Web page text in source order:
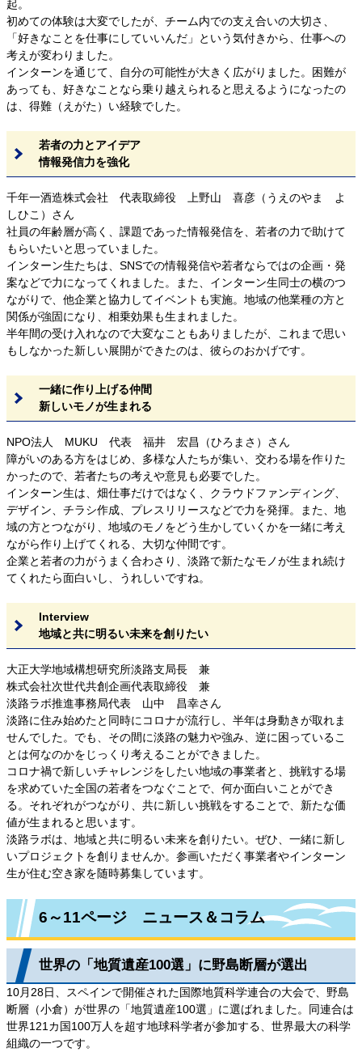
起。
初めての体験は大変でしたが、チーム内での支え合いの大切さ、
「好きなことを仕事にしていいんだ」という気付きから、仕事への
考えが変わりました。
インターンを通じて、自分の可能性が大きく広がりました。困難が
あっても、好きなことなら乗り越えられると思えるようになったの
は、得難（えがた）い経験でした。
若者の力とアイデア
情報発信力を強化
千年一酒造株式会社 代表取締役 上野山 喜彦（うえのやま よ
しひこ）さん
社員の年齢層が高く、課題であった情報発信を、若者の力で助けて
もらいたいと思っていました。
インターン生たちは、SNSでの情報発信や若者ならではの企画・発
案などで力になってくれました。また、インターン生同士の横のつ
ながりで、他企業と協力してイベントも実施。地域の他業種の方と
関係が強固になり、相乗効果も生まれました。
半年間の受け入れなので大変なこともありましたが、これまで思い
もしなかった新しい展開ができたのは、彼らのおかげです。
一緒に作り上げる仲間
新しいモノが生まれる
NPO法人 MUKU 代表 福井 宏昌（ひろまさ）さん
障がいのある方をはじめ、多様な人たちが集い、交わる場を作りた
かったので、若者たちの考えや意見も必要でした。
インターン生は、畑仕事だけではなく、クラウドファンディング、
デザイン、チラシ作成、プレスリリースなどで力を発揮。また、地
域の方とつながり、地域のモノをどう生かしていくかを一緒に考え
ながら作り上げてくれる、大切な仲間です。
企業と若者の力がうまく合わさり、淡路で新たなモノが生まれ続け
てくれたら面白いし、うれしいですね。
Interview
地域と共に明るい未来を創りたい
大正大学地域構想研究所淡路支局長 兼
株式会社次世代共創企画代表取締役 兼
淡路ラボ推進事務局代表 山中 昌幸さん
淡路に住み始めたと同時にコロナが流行し、半年は身動きが取れま
せんでした。でも、その間に淡路の魅力や強み、逆に困っているこ
とは何なのかをじっくり考えることができました。
コロナ禍で新しいチャレンジをしたい地域の事業者と、挑戦する場
を求めていた全国の若者をつなぐことで、何か面白いことができ
る。それぞれがつながり、共に新しい挑戦をすることで、新たな価
値が生まれると思います。
淡路ラボは、地域と共に明るい未来を創りたい。ぜひ、一緒に新し
いプロジェクトを創りませんか。参画いただく事業者やインターン
生が住む空き家を随時募集しています。
6～11ページ ニュース＆コラム
世界の「地質遺産100選」に野島断層が選出
10月28日、スペインで開催された国際地質科学連合の大会で、野島
断層（小倉）が世界の「地質遺産100選」に選ばれました。同連合は
世界121カ国100万人を超す地球科学者が参加する、世界最大の科学
組織の一つです。